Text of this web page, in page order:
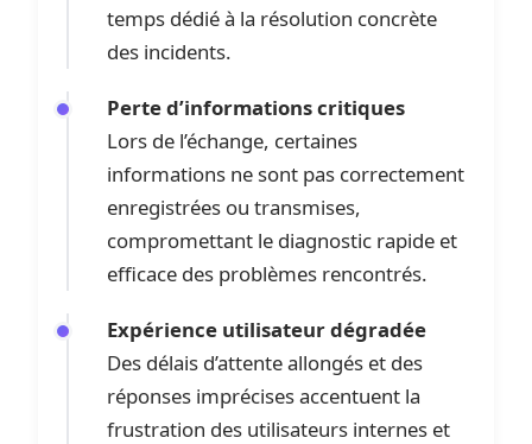
temps dédié à la résolution concrète
des incidents.
Perte d’informations critiques
Lors de l’échange, certaines
informations ne sont pas correctement
enregistrées ou transmises,
compromettant le diagnostic rapide et
efficace des problèmes rencontrés.
Expérience utilisateur dégradée
Des délais d’attente allongés et des
réponses imprécises accentuent la
frustration des utilisateurs internes et